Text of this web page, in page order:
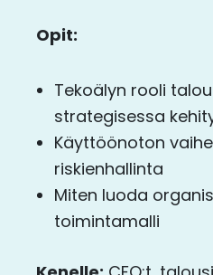
Opit:
Tekoälyn rooli
strategisessa
Käyttöönoton
riskienhallinta
Miten luoda
toimintamalli